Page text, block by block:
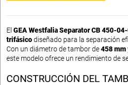
El GEA Westfalia Separator CB 450-
trifásicodiseñado para la separación
Con un diámetro de tambor de458 mm
este modelo ofrece un rendimiento de
CONSTRUCCIÓN DEL